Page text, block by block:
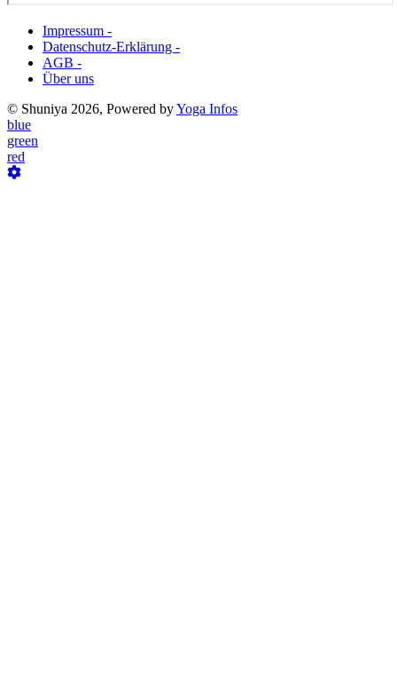
Impressum -
Datenschutz-Erklärung -
AGB -
Über uns
© Shuniya 2026, Powered byYoga Infos
blue
green
red